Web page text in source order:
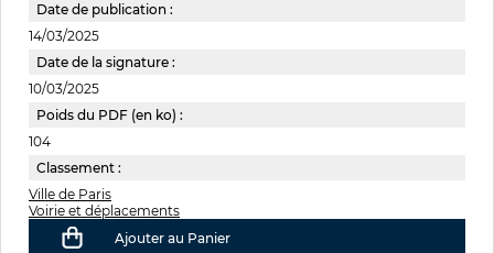
Date de publication :
14/03/2025
Date de la signature :
10/03/2025
Poids du PDF (en ko) :
104
Classement :
Ville de Paris
Voirie et déplacements
Ajouter au Panier